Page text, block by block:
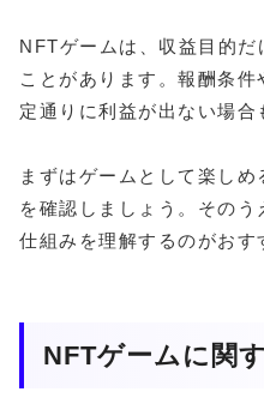
NFTゲームは、収益目的
ことがあります。報酬条
定通りに利益が出ない場合
まずはゲームとして楽し
を確認しましょう。その
仕組みを理解するのがおす
NFTゲームに関